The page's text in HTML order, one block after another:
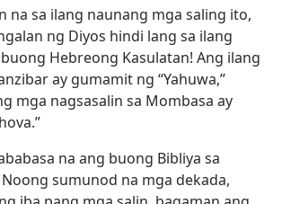
na sa ilang naunang mga saling ito,
ng Diyos hindi lang sa ilang
Hebreong Kasulatan! Ang ilang
ay gumamit ng “Yahuwa,”
mga nagsasalin sa Mombasa ay
na ang buong Bibliya sa
sumunod na mga dekada,